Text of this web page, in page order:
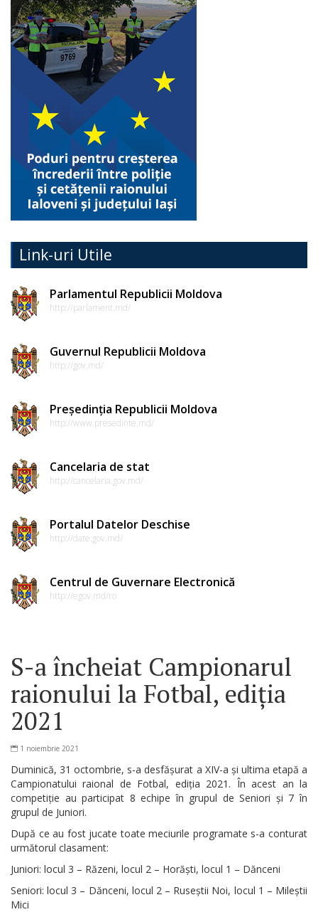
Link-uri Utile
Parlamentul Republicii Moldova
http://parlament.md/
Guvernul Republicii Moldova
http://gov.md/
Președinția Republicii Moldova
http://www.presedinte.md/
Cancelaria de stat
http://cancelaria.gov.md/
Portalul Datelor Deschise
http://date.gov.md/
Centrul de Guvernare Electronică
http://egov.md/ro
S-a încheiat Campionarul
raionului la Fotbal, ediția
2021
1 noiembrie 2021
Duminică, 31 octombrie, s-a desfășurat a XIV-a și ultima etapă a
Campionatului raional de Fotbal, ediția 2021. În acest an la
competiție au participat 8 echipe în grupul de Seniori și 7 în
grupul de Juniori.
După ce au fost jucate toate meciurile programate s-a conturat
următorul clasament:
Juniori: locul 3 – Răzeni, locul 2 – Horăști, locul 1 – Dănceni
Seniori: locul 3 – Dănceni, locul 2 – Ruseștii Noi, locul 1 – Mileștii
Mici